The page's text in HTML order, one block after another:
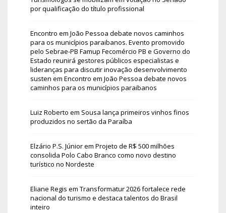
por qualificação do título profissional
Encontro em João Pessoa debate novos caminhos
para os municípios paraibanos. Evento promovido
pelo Sebrae-PB Famup Fecomércio PB e Governo do
Estado reunirá gestores públicos especialistas e
lideranças para discutir inovação desenvolvimento
susten em Encontro em João Pessoa debate novos
caminhos para os municípios paraibanos
Luiz Roberto em Sousa lança primeiros vinhos finos
produzidos no sertão da Paraíba
Elzário P.S. Júniorem Projeto de R$ 500 milhões
consolida Polo Cabo Branco como novo destino
turístico no Nordeste
Eliane Regis em Transformatur 2026 fortalece rede
nacional do turismo e destaca talentos do Brasil
inteiro